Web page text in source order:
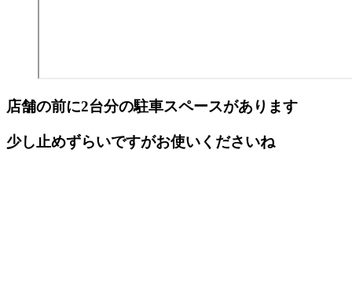
店舗の前に2台分の駐車スペースがあります
少し止めずらいですがお使いくださいね